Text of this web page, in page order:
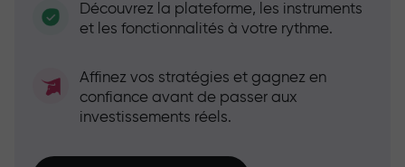
Découvrez la plateforme, les instruments
et les fonctionnalités à votre rythme.
Affinez vos stratégies et gagnez en
confiance avant de passer aux
investissements réels.